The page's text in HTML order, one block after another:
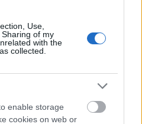
Use,
of my
with the
collected.
enable storage
cookies on web or